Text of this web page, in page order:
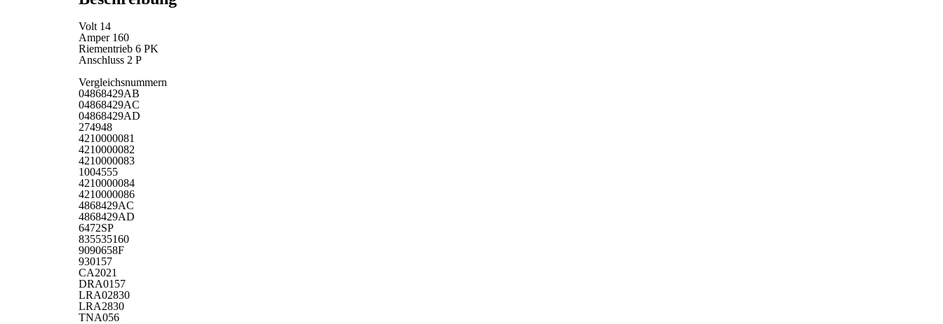
Volt 14
Amper 160
Riementrieb 6 PK
Anschluss 2 P
Vergleichsnummern
04868429AB
04868429AC
04868429AD
274948
4210000081
4210000082
4210000083
1004555
4210000084
4210000086
4868429AC
4868429AD
6472SP
835535160
9090658F
930157
CA2021
DRA0157
LRA02830
LRA2830
TNA056